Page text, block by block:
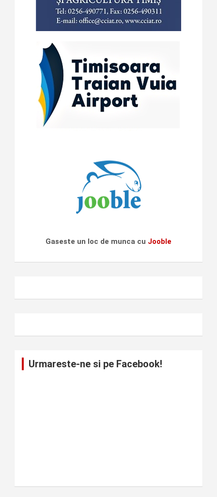
Gaseste un loc de munca cu Jooble
Urmareste-ne si pe Facebook!